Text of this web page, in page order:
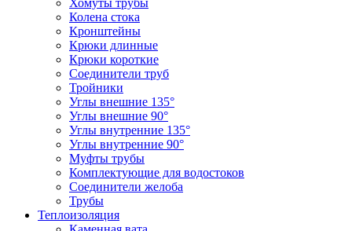
Колена стока
Кронштейны
Крюки длинные
Крюки короткие
Соединители труб
Тройники
Углы внешние 135°
Углы внешние 90°
Углы внутренние 135°
Углы внутренние 90°
Муфты трубы
Комплектующие для водостоков
Соединители желоба
Трубы
Теплоизоляция